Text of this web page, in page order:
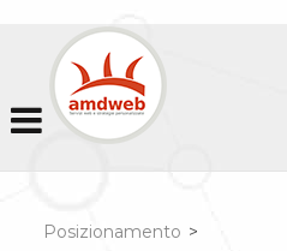
Posizionamento >